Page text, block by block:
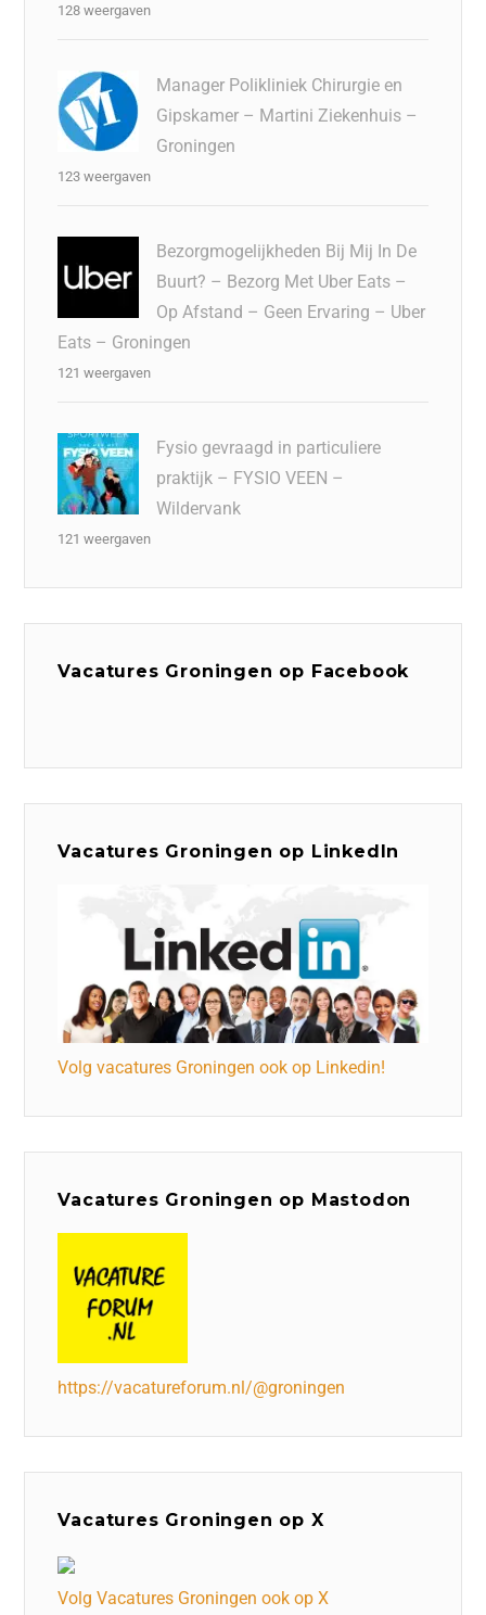
128 weergaven
Manager Polikliniek Chirurgie en
Gipskamer – Martini Ziekenhuis –
Groningen
123 weergaven
Bezorgmogelijkheden Bij Mij In De
Buurt? – Bezorg Met Uber Eats –
Op Afstand – Geen Ervaring – Uber
Eats – Groningen
121 weergaven
Fysio gevraagd in particuliere
praktijk – FYSIO VEEN –
Wildervank
121 weergaven
Vacatures Groningen op Facebook
Vacatures Groningen op LinkedIn
Volg vacatures Groningen ook op Linkedin!
Vacatures Groningen op Mastodon
https://vacatureforum.nl/@groningen
Vacatures Groningen op X
Volg Vacatures Groningen ook op X